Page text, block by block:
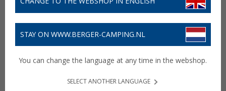
STAY ON WWW.BERGER-CAMPING.NL
You can change the language at any time in the webshop.
SELECT ANOTHER LANGUAGE